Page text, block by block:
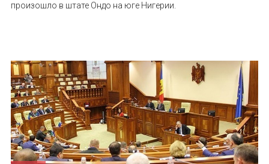
произошло в штате Ондо на юге Нигерии.